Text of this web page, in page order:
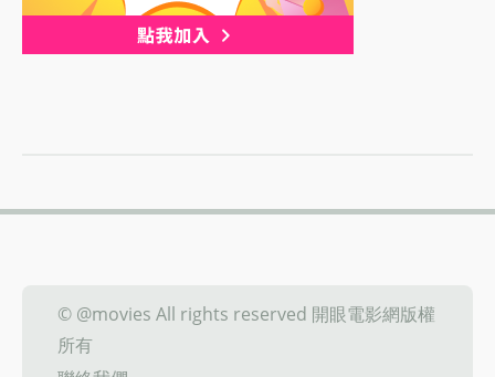
© @movies All rights reserved 開眼電影網版權
所有